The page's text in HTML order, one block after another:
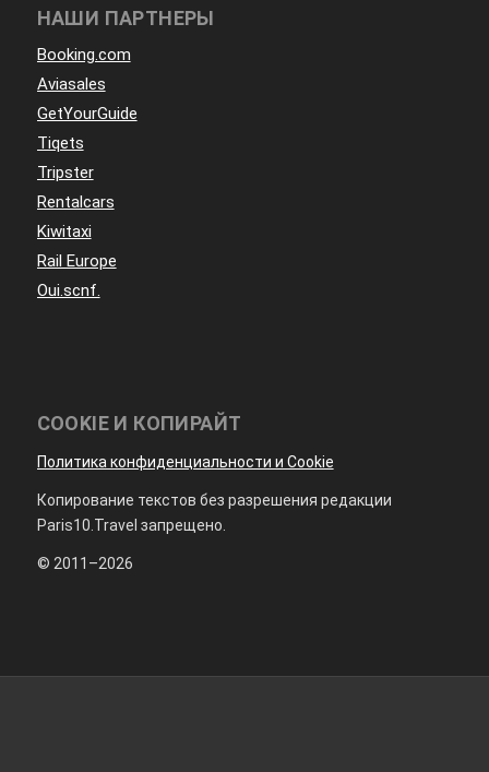
НАШИ ПАРТНЕРЫ
Booking.com
Aviasales
GetYourGuide
Tiqets
Tripster
Rentalcars
Kiwitaxi
Rail Europe
Oui.scnf.
COOKIE И КОПИРАЙТ
Политика конфиденциальности и Cookie
Копирование текстов без разрешения редакции
Paris10.Travel запрещено.
© 2011–2026